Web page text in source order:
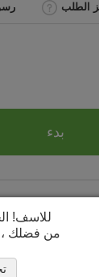
الطلب
بدء
للاسف!
من فضلك ،